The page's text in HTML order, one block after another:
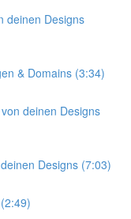
deinen Designs
& Domains (3:34)
deinen Designs
Designs (7:03)